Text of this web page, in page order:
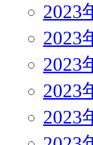
2023
2023
2023
2023
2023